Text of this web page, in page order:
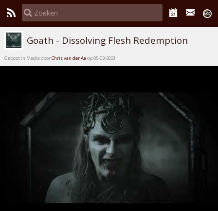
Goath - Dissolving Flesh Redemption
Gepost in Media doorChris van der Aa op 05-03-2021